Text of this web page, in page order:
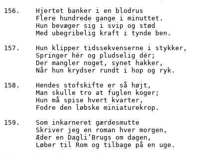
156.	Hjertet banker i en blodrus
        Flere hundrede gange i minuttet.
        Hun bevæger sig i svip og stød
        Med ubegribelig kraft i tynde ben.
157.	Hun klipper tidssekvenserne i stykker,
        Springer hér og pludselig dér;
        Der mangler noget, synet hakker,
        Når hun krydser rundt i hop og ryk.
158.	Hendes stofskifte er så højt,
        Man skulle tro at fuglen koger;
        Hun må spise hvert kvarter,
        Fodre den løbske miniaturekrop.
159.	Som inkarneret gærdesmutte
        Skriver jeg en roman hver morgen,
        Æder en Dagli’Brugs om dagen,
        Løber til Rom og tilbage på en uge.